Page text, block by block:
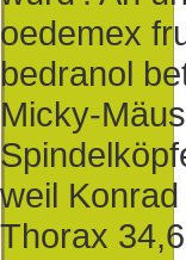
oedemex
bedranol
Micky-
weil
Thorax